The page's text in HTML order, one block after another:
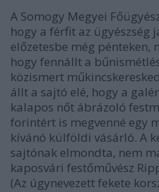
A Somogy Megyei
hogy a férfit az ügyészség
előzetesbe még pénteken,
hogy fennállt a
közismert
állt a sajtó elé, hogy a
kalapos nőt ábrázoló
forintért is megvenné egy
kívánó külföldi vásárló. A
sajtónak elmondta, nem
kaposvári festőművész
(Az úgynevezett fekete